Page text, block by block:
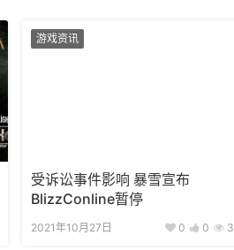
游戏资讯
受诉讼事件影响 暴雪宣布
BlizzConline暂停
2021年10月27日 0 0